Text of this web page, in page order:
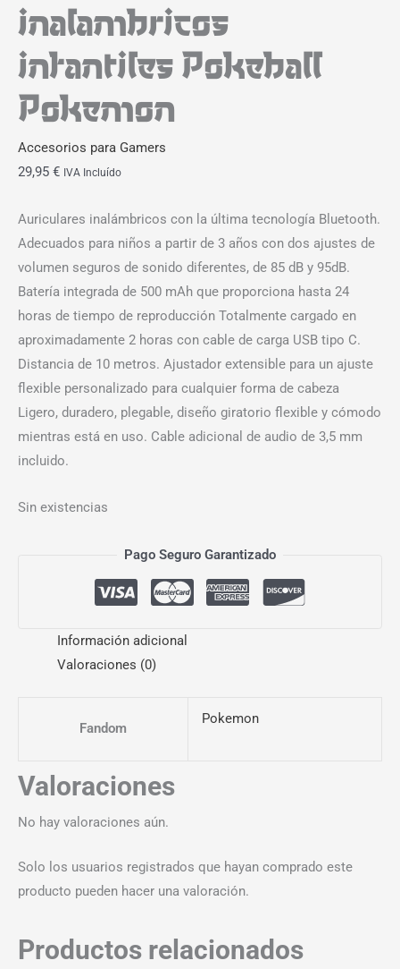
inalambricos
infantiles Pokeball
Pokemon
Accesorios para Gamers
29,95 € IVA Incluído
Auriculares inalámbricos con la última tecnología Bluetooth.
Adecuados para niños a partir de 3 años con dos ajustes de
volumen seguros de sonido diferentes, de 85 dB y 95dB.
Batería integrada de 500 mAh que proporciona hasta 24
horas de tiempo de reproducción Totalmente cargado en
aproximadamente 2 horas con cable de carga USB tipo C.
Distancia de 10 metros. Ajustador extensible para un ajuste
flexible personalizado para cualquier forma de cabeza
Ligero, duradero, plegable, diseño giratorio flexible y cómodo
mientras está en uso. Cable adicional de audio de 3,5 mm
incluido.
Sin existencias
Pago Seguro Garantizado
Información adicional
Valoraciones (0)
Fandom
Pokemon
Valoraciones
No hay valoraciones aún.
Solo los usuarios registrados que hayan comprado este
producto pueden hacer una valoración.
Productos relacionados